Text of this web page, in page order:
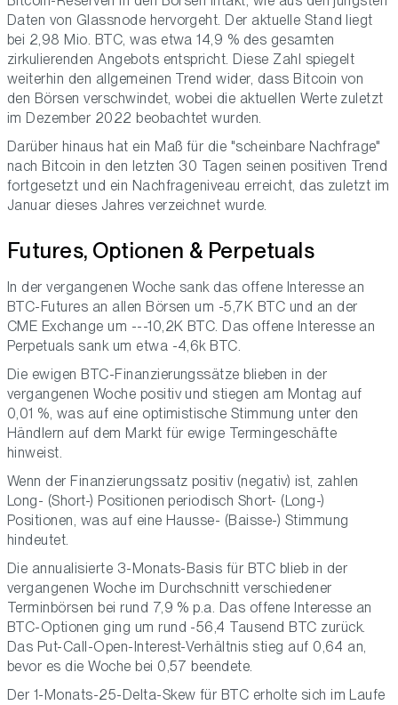
Daten von Glassnode hervorgeht. Der aktuelle Stand liegt
bei 2,98 Mio. BTC, was etwa 14,9 % des gesamten
zirkulierenden Angebots entspricht. Diese Zahl spiegelt
weiterhin den allgemeinen Trend wider, dass Bitcoin von
den Börsen verschwindet, wobei die aktuellen Werte zuletzt
im Dezember 2022 beobachtet wurden.
Darüber hinaus hat ein Maß für die "scheinbare Nachfrage"
nach Bitcoin in den letzten 30 Tagen seinen positiven Trend
fortgesetzt und ein Nachfrageniveau erreicht, das zuletzt im
Januar dieses Jahres verzeichnet wurde.
Futures, Optionen & Perpetuals
In der vergangenen Woche sank das offene Interesse an
BTC-Futures an allen Börsen um -5,7K BTC und an der
CME Exchange um ---10,2K BTC. Das offene Interesse an
Perpetuals sank um etwa -4,6k BTC.
Die ewigen BTC-Finanzierungssätze blieben in der
vergangenen Woche positiv und stiegen am Montag auf
0,01 %, was auf eine optimistische Stimmung unter den
Händlern auf dem Markt für ewige Termingeschäfte
hinweist.
Wenn der Finanzierungssatz positiv (negativ) ist, zahlen
Long- (Short-) Positionen periodisch Short- (Long-)
Positionen, was auf eine Hausse- (Baisse-) Stimmung
hindeutet.
Die annualisierte 3-Monats-Basis für BTC blieb in der
vergangenen Woche im Durchschnitt verschiedener
Terminbörsen bei rund 7,9 % p.a. Das offene Interesse an
BTC-Optionen ging um rund -56,4 Tausend BTC zurück.
Das Put-Call-Open-Interest-Verhältnis stieg auf 0,64 an,
bevor es die Woche bei 0,57 beendete.
Der 1-Monats-25-Delta-Skew für BTC erholte sich im Laufe